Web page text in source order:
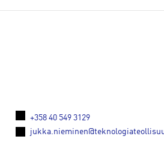
+358 40 549 3129